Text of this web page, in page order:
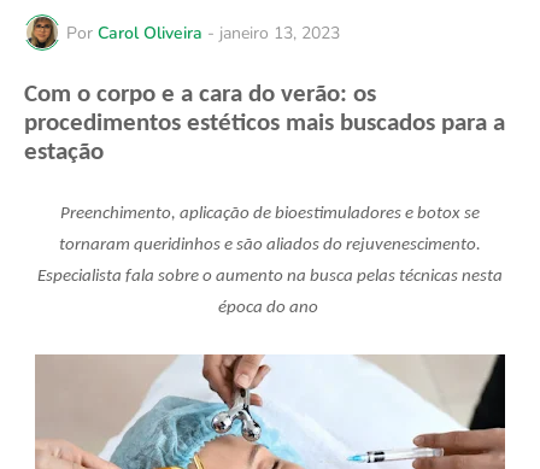
Por Carol Oliveira - janeiro 13, 2023
Com o corpo e a cara do verão: os
procedimentos estéticos mais buscados para a
estação
Preenchimento, aplicação de bioestimuladores e botox se
tornaram queridinhos e são aliados do rejuvenescimento.
Especialista fala sobre o aumento na busca pelas técnicas nesta
época do ano